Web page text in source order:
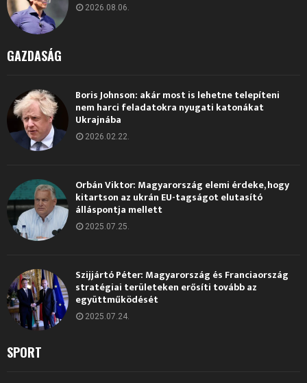
2026.08.06.
GAZDASÁG
Boris Johnson: akár most is lehetne telepíteni
nem harci feladatokra nyugati katonákat
Ukrajnába
2026.02.22.
Orbán Viktor: Magyarország elemi érdeke, hogy
kitartson az ukrán EU-tagságot elutasító
álláspontja mellett
2025.07.25.
Szijjártó Péter: Magyarország és Franciaország
stratégiai területeken erősíti tovább az
együttműködését
2025.07.24.
SPORT